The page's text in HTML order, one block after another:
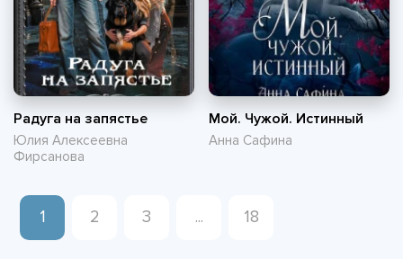
Радуга на запястье
Юлия Алексеевна
Фирсанова
Мой. Чужой. Истинный
Анна Сафина
1 2 3 ... 18